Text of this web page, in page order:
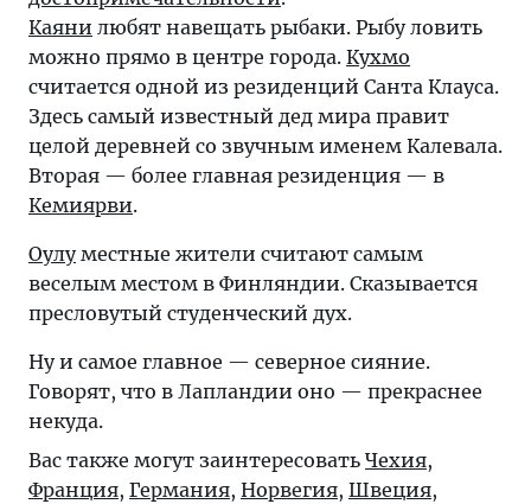
Каяни любят навещать рыбаки. Рыбу ловить
можно прямо в центре города. Кухмо
считается одной из резиденций Санта Клауса.
Здесь самый известный дед мира правит
целой деревней со звучным именем Калевала.
Вторая — более главная резиденция — в
Кемиярви.
Оулуместные жители считают самым
веселым местом в Финляндии. Сказывается
пресловутый студенческий дух.
Ну и самое главное — северное сияние.
Говорят, что в Лапландии оно — прекраснее
некуда.
Вас также могут заинтересовать Чехия,
Франция, Германия, Норвегия, Швеция,